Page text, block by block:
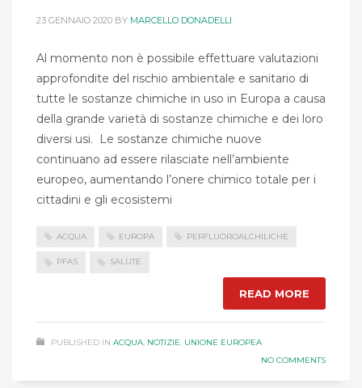
23 GENNAIO 2020 BY MARCELLO DONADELLI
Al momento non è possibile effettuare valutazioni
approfondite del rischio ambientale e sanitario di
tutte le sostanze chimiche in uso in Europa a causa
della grande varietà di sostanze chimiche e dei loro
diversi usi. Le sostanze chimiche nuove
continuano ad essere rilasciate nell’ambiente
europeo, aumentando l’onere chimico totale per i
cittadini e gli ecosistemi
ACQUA EUROPA PERFLUOROALCHILICHE
PFAS SALUTE
READ MORE
PUBLISHED IN ACQUA, NOTIZIE, UNIONE EUROPEA
NO COMMENTS